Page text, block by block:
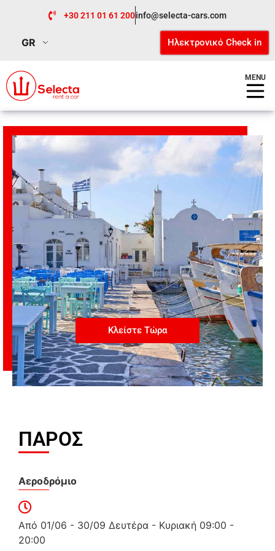
+30 211 01 61 200info@selecta-cars.com
GR Ηλεκτρονικό Check in
MENU
ΠΑΡΟΣ
Αεροδρόμιο
Από 01/06 - 30/09 Δευτέρα - Κυριακή 09:00 -
20:00
Κλείστε Τώρα